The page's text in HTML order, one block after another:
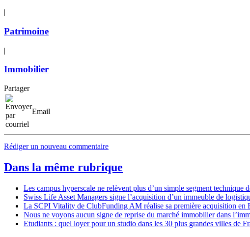
|
Patrimoine
|
Immobilier
Partager
Email
Rédiger un nouveau commentaire
Dans la même rubrique
Les campus hyperscale ne relèvent plus d’un simple segment technique
Swiss Life Asset Managers signe l’acquisition d’un immeuble de
La SCPI Vitality de ClubFunding AM réalise sa première acquisition en
Nous ne voyons aucun signe de reprise du marché immobilier dans
Etudiants : quel loyer pour un studio dans les 30 plus grandes villes de